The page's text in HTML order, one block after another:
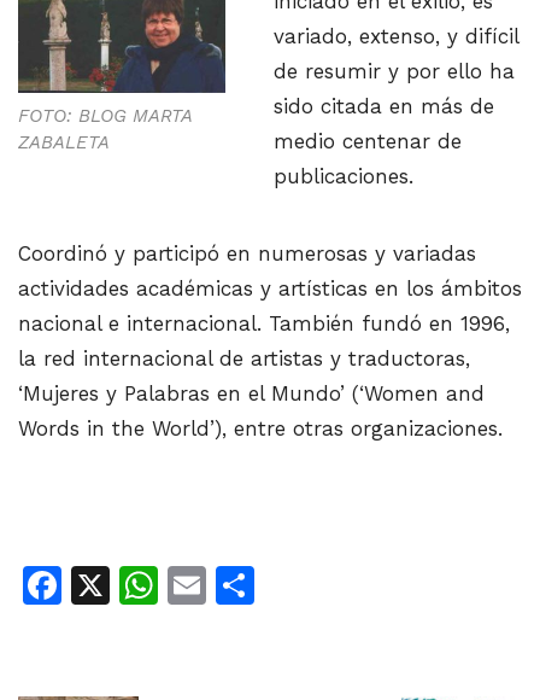
FOTO: BLOG MARTA
ZABALETA
variado, extenso, y difícil
de resumir y por ello ha
sido citada en más de
medio centenar de
publicaciones.
Coordinó y participó en numerosas y variadas
actividades académicas y artísticas en los ámbitos
nacional e internacional. También fundó en 1996,
la red internacional de artistas y traductoras,
‘Mujeres y Palabras en el Mundo’ (‘Women and
Words in the World’), entre otras organizaciones.
Facebook
X WhatsApp
Email